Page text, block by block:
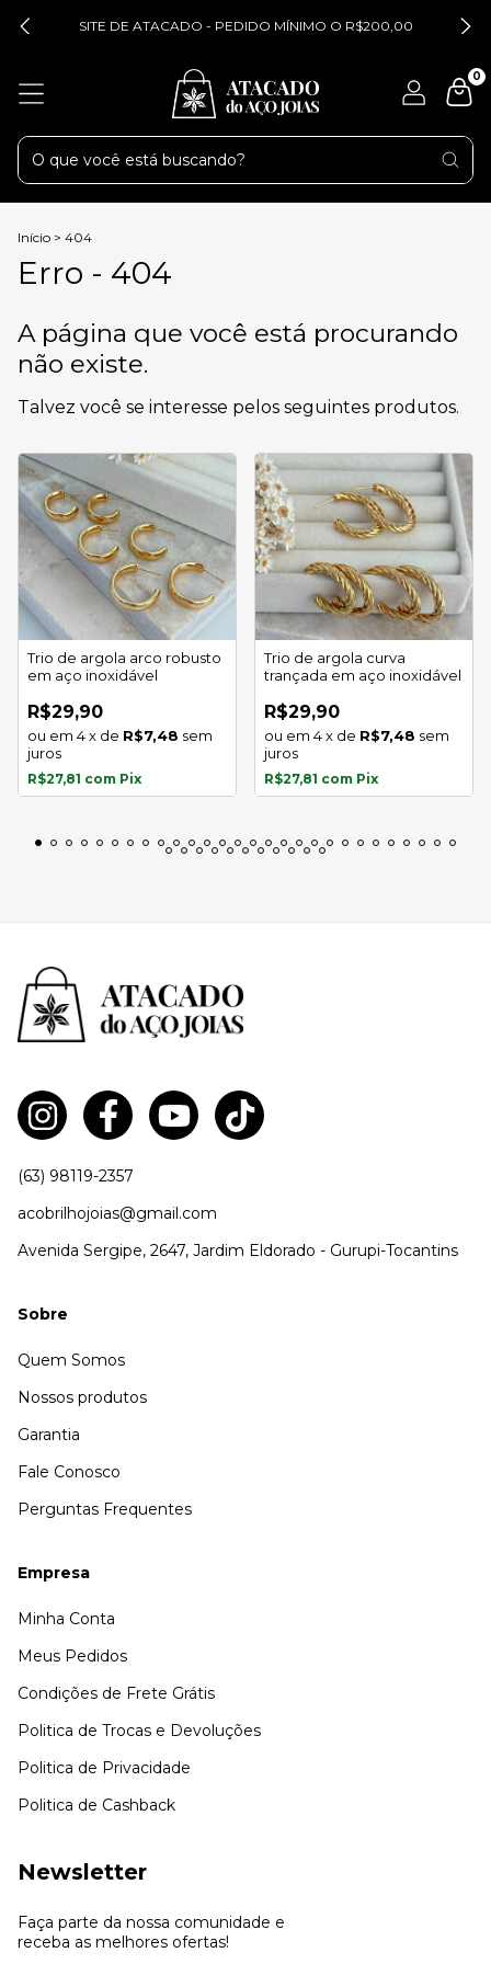
SITE DE ATACADO - PEDIDO MÍNIMO O R$200,00
0
Início > 404
Erro - 404
A página que você está procurando
não existe.
Talvez você se interesse pelos seguintes produtos.
Trio de argola arco robusto
em aço inoxidável
R$29,90
4x de R$7,48 sem
juros
R$27,81 com Pix
Trio de argola curva
trançada em aço inoxidável
R$29,90
4x de R$7,48 sem
juros
R$27,81 com Pix
(63) 98119-2357
acobrilhojoias@gmail.com
Avenida Sergipe, 2647, Jardim Eldorado - Gurupi-Tocantins
Sobre
Quem Somos
Nossos produtos
Garantia
Fale Conosco
Perguntas Frequentes
Empresa
Minha Conta
Meus Pedidos
Condições de Frete Grátis
Politica de Trocas e Devoluções
Politica de Privacidade
Politica de Cashback
Newsletter
Faça parte da nossa comunidade e
receba as melhores ofertas!